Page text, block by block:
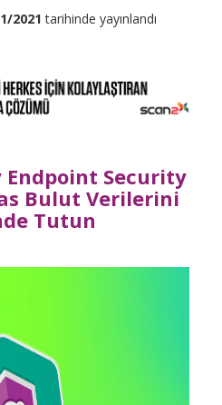
2021 tarihinde yayınlandı
Endpoint Security
Bulut Verilerini
Tutun